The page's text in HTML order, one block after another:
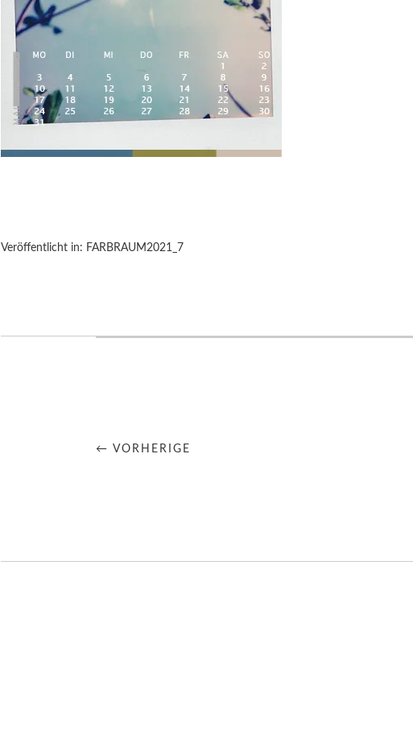
Veröffentlicht in: FARBRAUM2021_7
← VORHERIGE